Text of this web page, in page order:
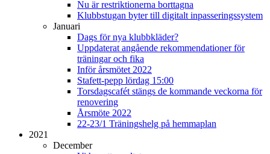
Nu är restriktionerna borttagna
Klubbstugan byter till digitalt inpasseringssystem
Januari
Dags för nya klubbkläder?
Uppdaterat angående rekommendationer för
träningar och fika
Inför årsmötet 2022
Stafett-pepp lördag 15:00
Torsdagscafét stängs de kommande veckorna för
renovering
Årsmöte 2022
22-23/1 Träningshelg på hemmaplan
2021
December